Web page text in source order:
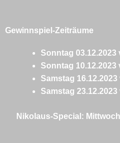
Gewinnspiel-Zeiträume
Sonntag
Sonntag 10.12.2023
Samstag
Samstag
Nikolaus-Special: